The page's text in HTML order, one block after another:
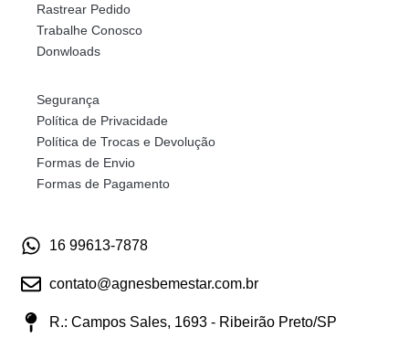
Rastrear Pedido
Trabalhe Conosco
Donwloads
Segurança
Política de Privacidade
Política de Trocas e Devolução
Formas de Envio
Formas de Pagamento
16 99613-7878
contato@agnesbemestar.com.br
R.: Campos Sales, 1693 - Ribeirão Preto/SP